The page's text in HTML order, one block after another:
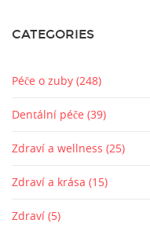
CATEGORIES
Péče o zuby (248)
Dentální péče (39)
Zdraví a wellness (25)
Zdraví a krása (15)
Zdraví (5)